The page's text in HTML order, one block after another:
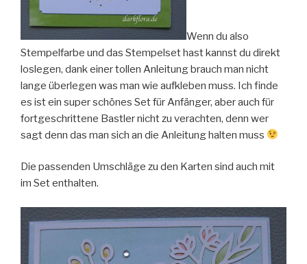
Wenn du also
Stempelfarbe und das Stempelset hast kannst du direkt
loslegen, dank einer tollen Anleitung brauch man nicht
lange überlegen was man wie aufkleben muss. Ich finde
es ist ein super schönes Set für Anfänger, aber auch für
fortgeschrittene Bastler nicht zu verachten, denn wer
sagt denn das man sich an die Anleitung halten muss
Die passenden Umschläge zu den Karten sind auch mit
im Set enthalten.